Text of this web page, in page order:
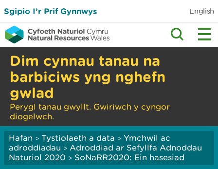
Sgipio I’r Prif Gynnwys English
Dim cynnau tanau na
barbiciws yng nghefn
gwlad
Perygl tanau gwyllt. Gwiriwch y cyngor
diogelwch.
Hafan > Tystiolaeth a data > Ymchwil ac
adroddiadau > Adroddiad ar Sefyllfa Adnoddau
Naturiol 2020 > SoNaRR2020: Ein hasesiad